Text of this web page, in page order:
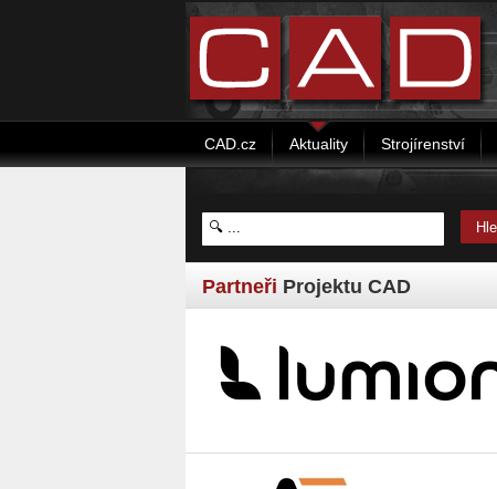
CAD.cz Aktuality Strojírenství
Partneři Projektu CAD